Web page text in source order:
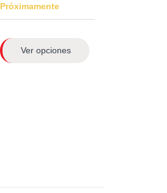
Próximamente
Ver opciones